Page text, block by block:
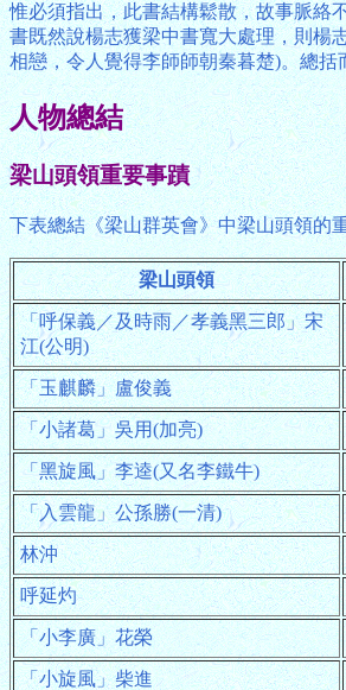
惟必須指出，此書結構鬆散，故事脈絡
書既然說楊志獲梁中書寬大處理，則楊
相戀，令人覺得李師師朝秦暮楚)。總
人物總結
梁山頭領重要事蹟
下表總結《梁山群英會》中梁山頭領的
梁山頭領
「呼保義／及時雨／孝義黑三郎」宋
江(公明)
「玉麒麟」盧俊義
「小諸葛」吳用(加亮)
「黑旋風」李逵(又名李鐵牛)
「入雲龍」公孫勝(一清)
林沖
呼延灼
「小李廣」花榮
「小旋風」柴進